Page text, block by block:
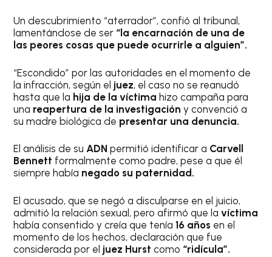
Un descubrimiento “aterrador”, confió al tribunal,
lamentándose de ser “la encarnación de una de
las peores cosas que puede ocurrirle a alguien”.
“Escondido” por las autoridades en el momento de
la infracción, según el juez, el caso no se reanudó
hasta que la hija de la víctima hizo campaña para
una reapertura de la investigación y convenció a
su madre biológica de presentar una denuncia.
El análisis de suADN permitió identificar a Carvell
Bennett formalmente como padre, pese a que él
siempre había negado su paternidad.
El acusado, que se negó a disculparse en el juicio,
admitió la relación sexual, pero afirmó que lavíctima
había consentido y creía que tenía16 años en el
momento de los hechos, declaración que fue
considerada por el juez Hurst como “ridícula”.